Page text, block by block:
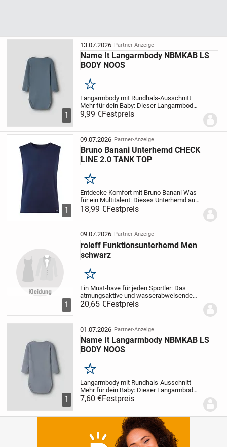
1
13.07.2026 Partner-Anzeige
Name It Langarmbody NBMKAB LS
BODY NOOS
Merken
Langarmbody mit Rundhals-Ausschnitt
Mehr für dein Baby: Dieser Langarmbody
von Name It ist ebenso komfortabel wie
schick. Der Body bietet einen Rundhals-
verleihst du...
9,99 €Festpreis
1
09.07.2026 Partner-Anzeige
Bruno Banani Unterhemd CHECK
LINE 2.0 TANK TOP
Merken
Entdecke Komfort mit Bruno Banani Was
für ein Multitalent: Dieses Unterhemd aus
der Serie CHECK LINE 2.0 TANK TOP von
Bruno Banani ist ebenso bequem wie
Die...
18,99 €Festpreis
1
09.07.2026 Partner-Anzeige
roleff Funktionsunterhemd Men
schwarz
Merken
Ein Must-have für jeden Sportler: Das
atmungsaktive und wasserabweisende
Funktionsunterhemd »Men« von Roleff
Racewear leitet Feuchtigkeit exzellent
Schweiß auf der...
20,65 €Festpreis
1
01.07.2026 Partner-Anzeige
Name It Langarmbody NBMKAB LS
BODY NOOS
Merken
Langarmbody mit Rundhals-Ausschnitt
Mehr für dein Baby: Dieser Langarmbody
von Name It ist ebenso komfortabel wie
schick. Der Body bietet einen Rundhals-
7,60 €Festpreis